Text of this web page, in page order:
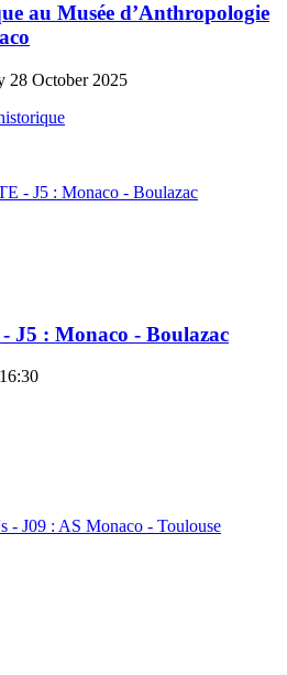
au Musée d’Anthropologie
28 October 2025
J5 : Monaco - Boulazac